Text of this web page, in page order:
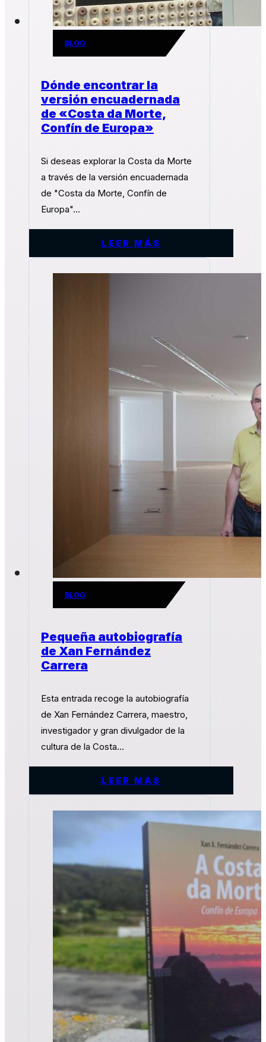
BLOG
Dónde encontrar la
versión encuadernada
de «Costa da Morte,
Confín de Europa»
Si deseas explorar la Costa da Morte
a través de la versión encuadernada
de "Costa da Morte, Confín de
Europa"…
LEER MÁS
BLOG
Pequeña autobiografía
de Xan Fernández
Carrera
Esta entrada recoge la autobiografía
de Xan Fernández Carrera, maestro,
investigador y gran divulgador de la
cultura de la Costa…
LEER MÁS